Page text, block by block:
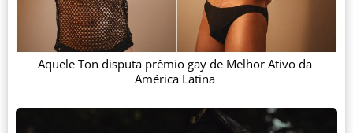
Aquele Ton disputa prêmio gay de Melhor Ativo da
América Latina